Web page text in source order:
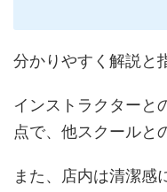
分かりやすく解説と
インストラクターと
点で、他スクールと
また、店内は清潔感